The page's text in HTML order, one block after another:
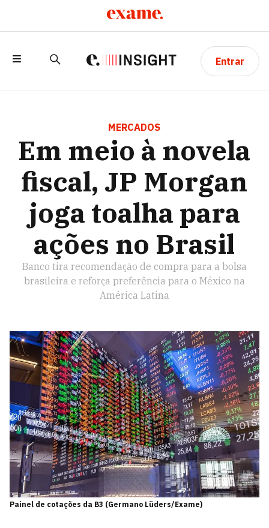
Entrar
JOGA TOALHA PARA AÇÕES NO BRASIL
MERCADOS
Em meio à novela
fiscal, JP Morgan
joga toalha para
ações no Brasil
Banco tira recomendação de compra para a bolsa
brasileira e reforça preferência para o México na
América Latina
Painel de cotações da B3 (Germano Lüders/Exame)